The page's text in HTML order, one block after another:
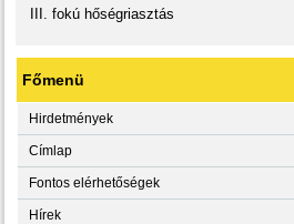
III. fokú hőségriasztás
Főmenü
Hirdetmények
Címlap
Fontos elérhetőségek
Hírek